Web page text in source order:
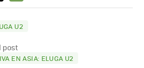
E-
MAIL
U2
post
EN ASIA: ELUGA U2